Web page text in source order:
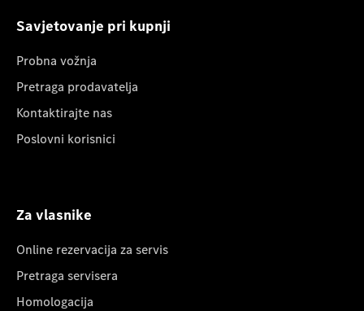
Savjetovanje pri kupnji
Probna vožnja
Pretraga prodavatelja
Kontaktirajte nas
Poslovni korisnici
Za vlasnike
Online rezervacija za servis
Pretraga servisera
Homologacija